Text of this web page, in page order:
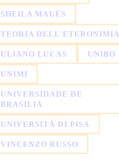
SHEILA MAUÉS
TEORIA DELL'ETERONIMIA
ULIANO LUCAS UNIBO
UNIMI
UNIVERSIDADE DE
BRASILIA
UNIVERSITÀ DI PISA
VINCENZO RUSSO